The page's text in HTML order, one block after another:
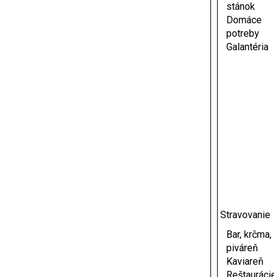
stánok
Domáce
potreby
Galantéria
Stravovanie
Bar, krčma,
piváreň
Kaviareň